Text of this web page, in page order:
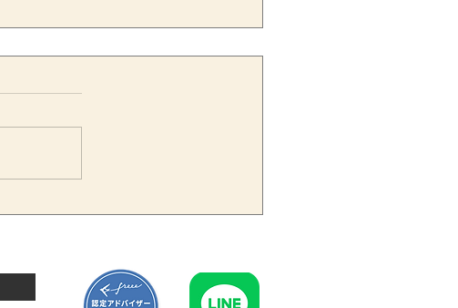
従業員の健康診断費用は福利
ないための注意点を税理士が